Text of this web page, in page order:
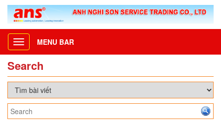
Toggle
navigation
MENU BAR
Search